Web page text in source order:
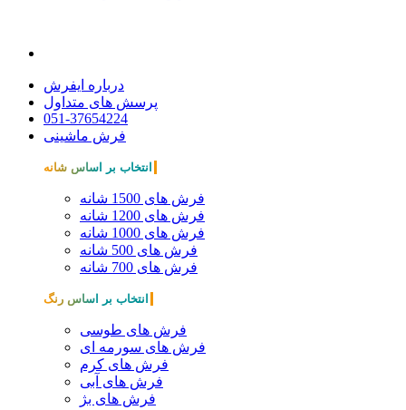
درباره ایفرش
پرسش های متداول
051-37654224
فرش ماشینی
انتخاب بر اساس شانه
فرش های 1500 شانه
فرش های 1200 شانه
فرش های 1000 شانه
فرش های 500 شانه
فرش های 700 شانه
انتخاب بر اساس رنگ
فرش های طوسی
فرش های سورمه ای
فرش های کرم
فرش های آبی
فرش های بژ